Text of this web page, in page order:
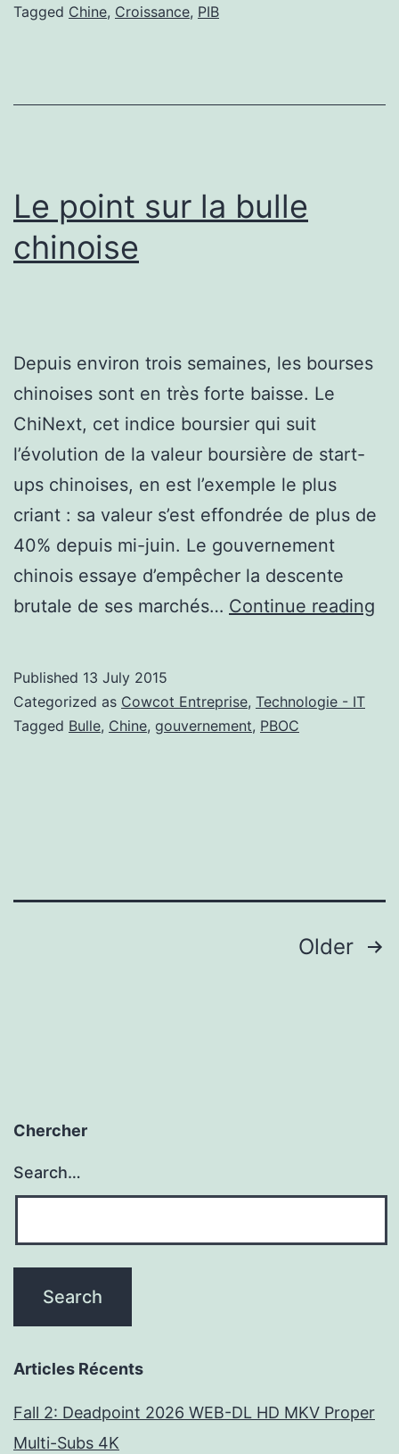
chinoise:
Tagged Chine, Croissance, PIB
Le point sur la bulle
chinoise
Depuis environ trois semaines, les bourses
chinoises sont en très forte baisse. Le
ChiNext, cet indice boursier qui suit
l’évolution de la valeur boursière de start-
ups chinoises, en est l’exemple le plus
criant : sa valeur s’est effondrée de plus de
40% depuis mi-juin. Le gouvernement
chinois essaye d’empêcher la descente
brutale de ses marchés… Continue reading
Published 13 July 2015
Categorized as Cowcot Entreprise, Technologie - IT
Tagged Bulle, Chine, gouvernement, PBOC
Older
Chercher
Search…
Articles Récents
Fall 2: Deadpoint 2026 WEB-DL HD MKV Proper
Multi-Subs 4K